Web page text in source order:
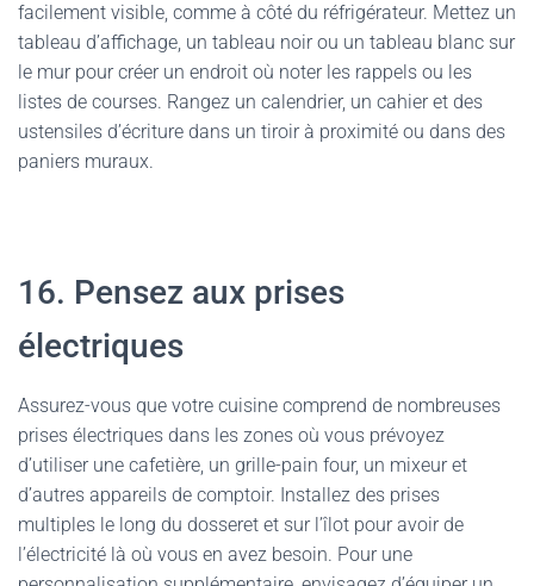
facilement visible, comme à côté du réfrigérateur. Mettez un
tableau d’affichage, un tableau noir ou un tableau blanc sur
le mur pour créer un endroit où noter les rappels ou les
listes de courses. Rangez un calendrier, un cahier et des
ustensiles d’écriture dans un tiroir à proximité ou dans des
paniers muraux.
16. Pensez aux prises
électriques
Assurez-vous que votre cuisine comprend de nombreuses
prises électriques dans les zones où vous prévoyez
d’utiliser une cafetière, un grille-pain four, un mixeur et
d’autres appareils de comptoir. Installez des prises
multiples le long du dosseret et sur l’îlot pour avoir de
l’électricité là où vous en avez besoin. Pour une